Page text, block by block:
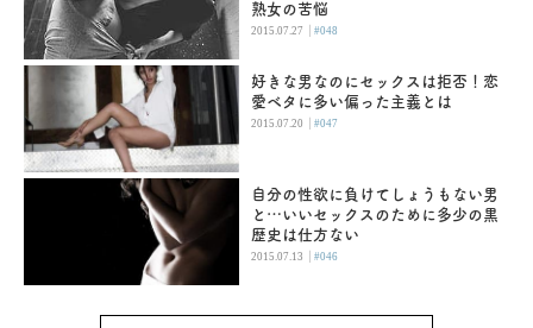
熟女の苦悩
2015.07.27 |#048
好きな男なのにセックスは拒否！恋
愛ベタに多い偏った主義とは
2015.07.20 |#047
自分の性欲に負けてしょうもない男
と…いいセックスのために多少の黒
歴史は仕方ない
2015.07.13 |#046